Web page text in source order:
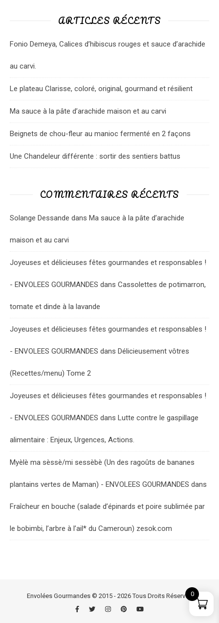
ARTICLES RÉCENTS
Fonio Demeya, Calices d’hibiscus rouges et sauce d’arachide
au carvi.
Le plateau Clarisse, coloré, original, gourmand et résilient
Ma sauce à la pâte d’arachide maison et au carvi
Beignets de chou-fleur au manioc fermenté en 2 façons
Une Chandeleur différente : sortir des sentiers battus
COMMENTAIRES RÉCENTS
Solange Dessande dans Ma sauce à la pâte d’arachide
maison et au carvi
Joyeuses et délicieuses fêtes gourmandes et responsables !
- ENVOLEES GOURMANDES dans Cassolettes de potimarron,
tomate et dinde à la lavande
Joyeuses et délicieuses fêtes gourmandes et responsables !
- ENVOLEES GOURMANDES dans Délicieusement vôtres
(Recettes/menu) Tome 2
Joyeuses et délicieuses fêtes gourmandes et responsables !
- ENVOLEES GOURMANDES dans Lutte contre le gaspillage
alimentaire : Enjeux, Urgences, Actions.
Myèlè ma sèssè/mi sessèbè (Un des ragoûts de bananes
plantains vertes de Maman) - ENVOLEES GOURMANDES dans
Fraîcheur en bouche (salade d’épinards et poire sublimée par
le bobimbi, l’arbre à l’ail* du Cameroun) zesok.com
Envolées Gourmandes © 2015 - 2026 Tous Droits Réservés0